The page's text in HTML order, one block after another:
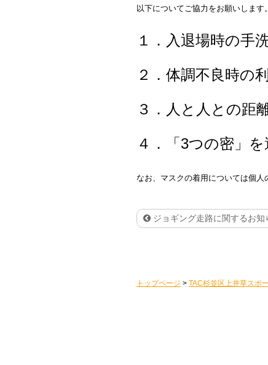
以下についてご協力をお願いします。
１．入退場時の手
２．体調不良時の
３．人と人との距
４．「3つの密」
なお、マスクの着用については個人
ジョギング走路に関するお知
トップページ > TAC杉並区上井草スポ